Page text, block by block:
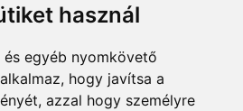
használ
egyéb nyomkövető
hogy javítsa a
azzal hogy személyre